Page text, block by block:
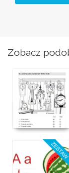
Zobacz